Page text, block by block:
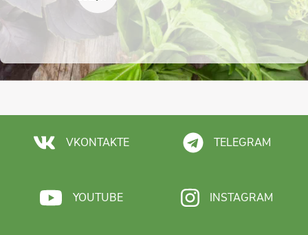
Михаил Дмитриев
Ольга
Сабина Вирабян
Ева Раволо
Татьяна Венгерская
VKONTAKTE TELEGRAM
YOUTUBE INSTAGRAM